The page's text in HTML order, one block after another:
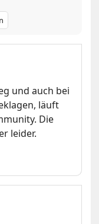
und auch bei
läuft
Die
leider.